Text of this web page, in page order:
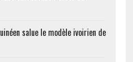
salue le modèle ivoirien de